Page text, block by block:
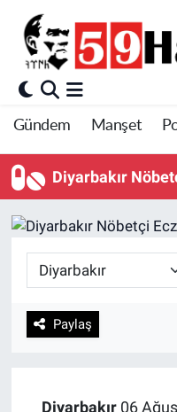
Gündem Manşet
Diyarbakır
Paylaş
Diyarbakır06